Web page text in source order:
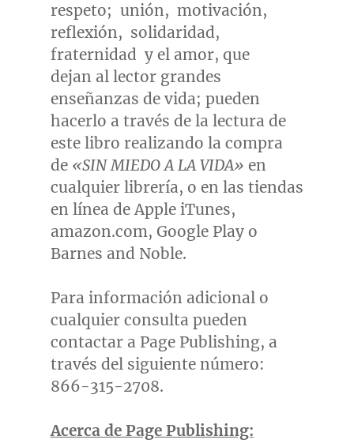
respeto; unión, motivación,
reflexión, solidaridad,
fraternidad y el amor, que
dejan al lector grandes
enseñanzas de vida; pueden
hacerlo a través de la lectura de
este libro realizando la compra
de «SIN MIEDO A LA VIDA» en
cualquier librería, o en las tiendas
en línea de Apple iTunes,
amazon.com, Google Play o
Barnes and Noble.
Para información adicional o
cualquier consulta pueden
contactar a Page Publishing, a
través del siguiente número:
866-315-2708.
Acerca de Page Publishing: